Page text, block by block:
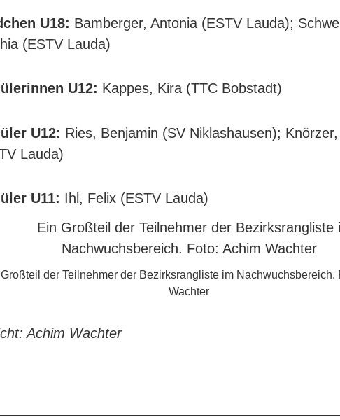
U18: Bamberger, Antonia (ESTV Lauda);
(ESTV Lauda)
U12: Kappes, Kira (TTC Bobstadt)
U12: Ries, Benjamin (SV Niklashausen);
Lauda)
U11: Ihl, Felix (ESTV Lauda)
der Teilnehmer der Bezirksrangliste im Nachwuchsbereich.
Wachter
Achim Wachter